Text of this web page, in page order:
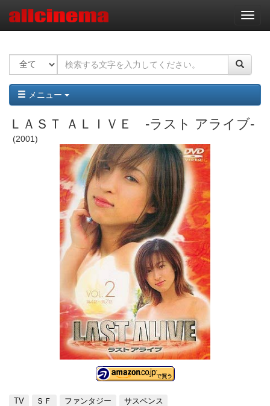
ナ
ビ
ー
ョ
ン
メニュー
ＬＡＳＴ ＡＬＩＶＥ -ラスト アライブ-
2001
TV ＳＦ ファンタジー サスペンス